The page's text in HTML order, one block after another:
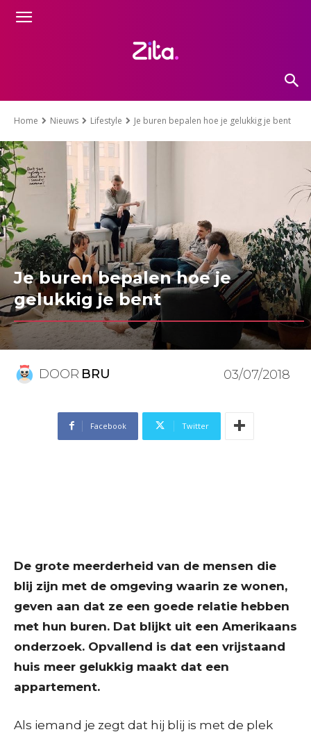
Home Nieuws Lifestyle Je buren bepalen hoe je gelukkig je bent
Je buren bepalen hoe je
gelukkig je bent
DOOR BRU 03/07/2018
Facebook Twitter
De grote meerderheid van de mensen die
blij zijn met de omgeving waarin ze wonen,
geven aan dat ze een goede relatie hebben
met hun buren. Dat blijkt uit een Amerikaans
onderzoek. Opvallend is dat een vrijstaand
huis meer gelukkig maakt dat een
appartement.
Als iemand je zegt dat hij blij is met de plek